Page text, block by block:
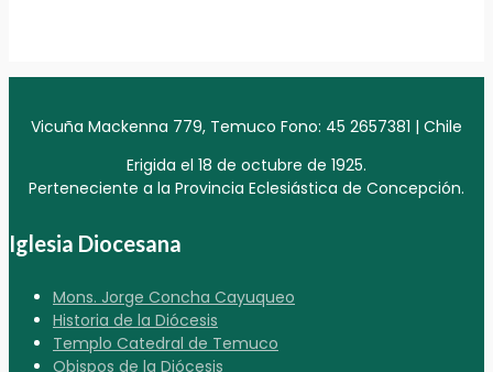
Vicuña Mackenna 779, Temuco Fono: 45 2657381 | Chile
Erigida el 18 de octubre de 1925.
Perteneciente a la Provincia Eclesiástica de Concepción.
Iglesia Diocesana
Mons. Jorge Concha Cayuqueo
Historia de la Diócesis
Templo Catedral de Temuco
Obispos de la Diócesis